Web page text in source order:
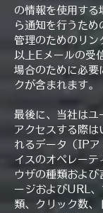
の情報を使用する
ら通知を行うた
管理のためのリン
以上Eメールの受
場合のために必要
クが含まれます。
最後に、当社はユ
アクセスする際は
れるデータ（IPア
イスのオペレーテ
ウザの種類および
ージおよびURL
類、クリック数、